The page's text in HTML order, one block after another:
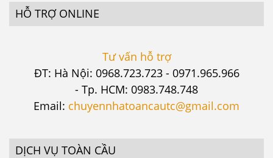
HỖ TRỢ ONLINE
Tư vấn hỗ trợ
ĐT: Hà Nội: 0968.723.723 - 0971.965.966
- Tp. HCM: 0983.748.748
Email: chuyennhatoancautc@gmail.com
DỊCH VỤ TOÀN CẦU